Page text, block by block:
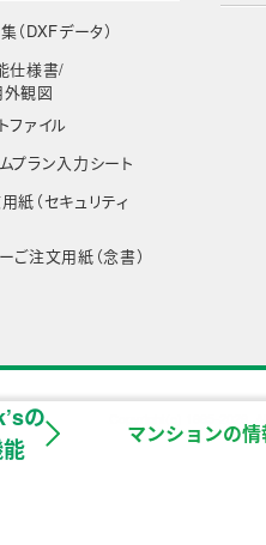
の
マンションの
（DXFデータ）
仕様書/
観図
ファイル
プラン入力シート
紙（セキュリティ
ご注文用紙（念書）